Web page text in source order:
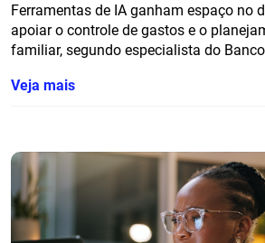
Ferramentas de IA ganham espaço no
apoiar o controle de gastos e o
familiar, segundo especialista do
Veja mais